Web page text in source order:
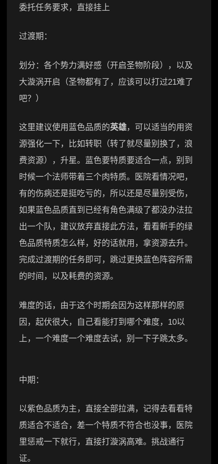
委托任务要求，直接挂上
过渡期：
划分：各个势力满好感（开启圣物阶段），以及
大漩涡开启（圣物都有了，应该可以打过21难了
吧？）
这里建议使用蓝色品质的英雄，可以适当的用资
源强化一下，比如转职（转了就尽量别换了，浪
费资源），升星。蓝色要特质要适合一点，别到
时候一个法师带着三个肉特质。医院看情况吧，
有的伤病还是挺吃亏的，所以还是尽量别受伤，
如果蓝色品质直到已经有角色满级了都没办法拉
出一个队，建议放弃直接此方法，看看新手的绿
色品质特质怎么样，好的话就用，拿资源去升。
完成过渡期的任务即可，跳过更换蓝色阵容所需
的时间，以及耗费的资源。
难度的话，由于这个时期会因为这样那样的原
因，起伏很大，自己看能打到哪个难度，10以
上，一个难度一个难度去试，别一下子跳太多。
中期：
以紫色品质为主，直接全部拉满，记得去看看特
质适合不适合，差一个特质不符合也没事，医院
里惩戒一下就行，直接打漩涡高难。挑战通行
证。